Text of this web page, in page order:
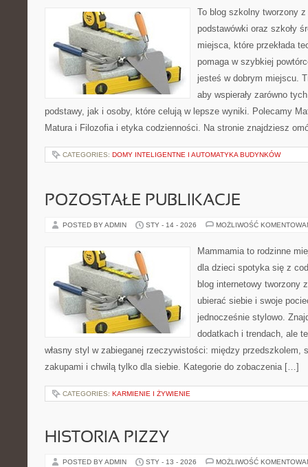
To blog szkolny tworzony
podstawówki oraz szkoły
miejsca, które przekłada
pomaga w szybkiej
jesteś w dobrym miejscu.
aby wspierały zarówno
podstawy, jak i osoby, które celują w lepsze wyniki. Polecamy
Matura i Filozofia i etyka codzienności. Na stronie znajdziesz
CATEGORIES: DOMY INTELIGENTNE I AUTOMATYKA BUDYNKÓW
POZOSTAŁE PUBLIKACJE
POSTED BY ADMIN STY - 14 - 2026 MOŻLIWOŚĆ
Mammamia to rodzinne
dla dzieci spotyka się z
blog internetowy tworzony
ubierać siebie i swoje
jednocześnie stylowo.
dodatkach i trendach, ale
własny styl w zabieganej rzeczywistości: między przedszkolem,
zakupami i chwilą tylko dla siebie. Kategorie do zobaczenia […]
CATEGORIES: KARMIENIE I ŻYWIENIE
HISTORIA PIZZY
POSTED BY ADMIN STY - 13 - 2026 MOŻLIWOŚĆ